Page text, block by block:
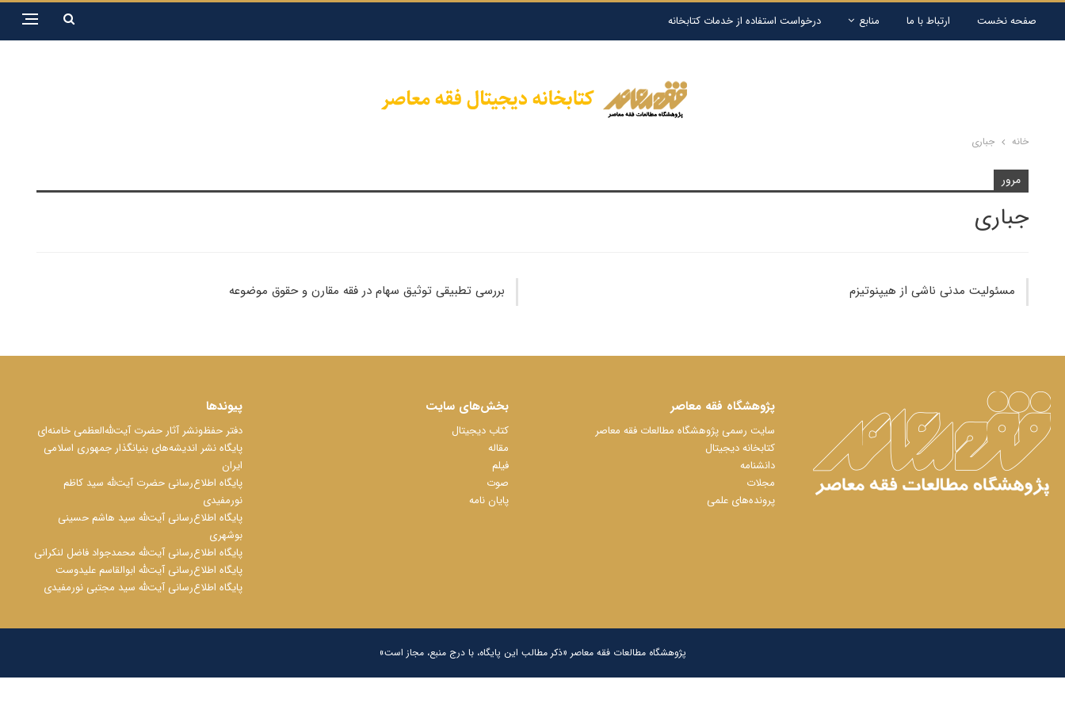
صفحه نخست ارتباط با ما منابع درخواست استفاده از خدمات کتابخانه
خانه جباری
مرور
جباری
مسئولیت مدنی ناشی از هیپنوتیزم بررسی تطبیقی توثیق سهام در فقه مقارن و حقوق موضوعه
پژوهشگاه فقه معاصر
سایت رسمی پژوهشگاه مطالعات فقه معاصر
کتابخانه دیجیتال
دانشنامه
مجلات
پرونده‌های علمی
بخش‌های سایت
کتاب دیجیتال
مقاله
فیلم
صوت
پایان نامه
پیوندها
دفتر حفظ‌‌‌ونشر آثار حضرت آیت‌ﷲ‌العظمی خامنه‌ای
پایگاه نشر اندیشه‌های بنیانگذار جمهوری اسلامی
ایران
پایگاه اطلاع‌رسانی حضرت آیت‌ﷲ سید کاظم
نورمفیدی
پایگاه اطلاع‌رسانی آیت‌ﷲ سید هاشم حسینی
بوشهری
پایگاه اطلاع‌رسانی آیت‌ﷲ محمدجواد فاضل لنکرانی
پایگاه اطلاع‌رسانی آیت‌ﷲ ابوالقاسم علیدوست
پایگاه اطلاع‌رسانی آیت‌ﷲ سید مجتبی نورمفیدی
پژوهشگاه مطالعات فقه معاصر «ذکر مطالب این پایگاه، با درج منبع، مجاز است»